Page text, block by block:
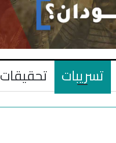
تسريبات تحقيقات